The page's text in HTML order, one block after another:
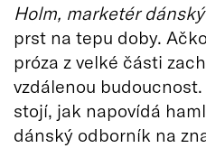
Holm, marketér dánský
prst na tepu doby.
próza z velké části
vzdálenou
stojí, jak napovídá
dánský odborník na